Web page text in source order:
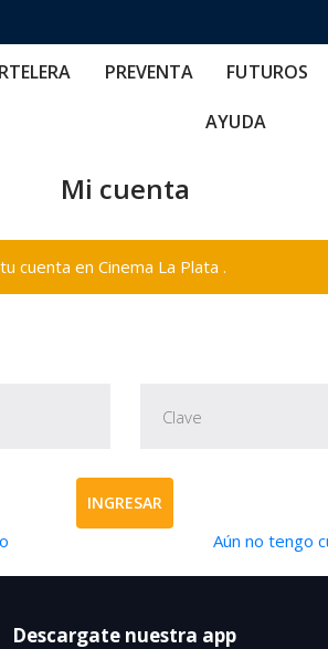
PREVENTA FUTUROS
AYUDA
Mi cuenta
cuenta en Cinema La Plata .
INGRESAR
Aún no tengo
Descargate nuestra app